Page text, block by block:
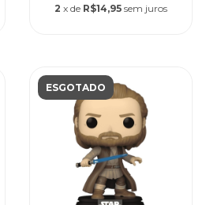
2 x de R$14,95 sem juros
ESGOTADO